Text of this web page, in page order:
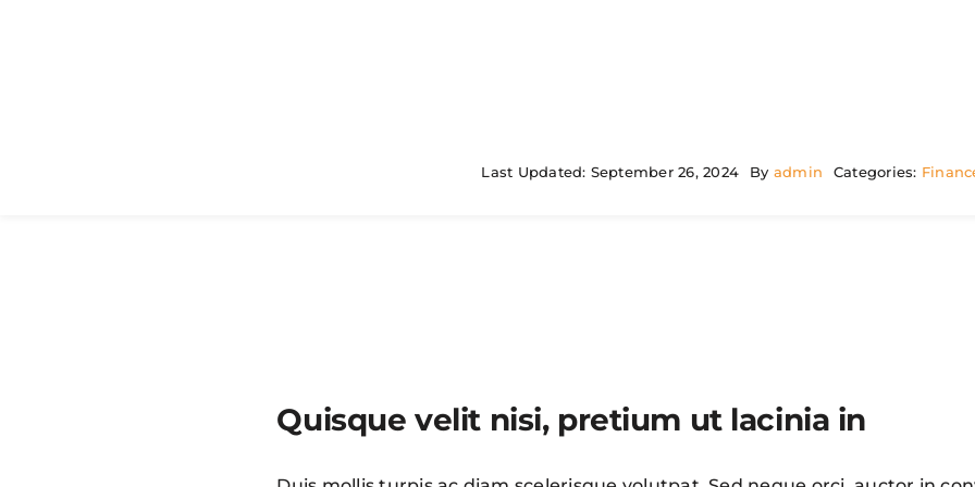
Last Updated: September 26, 2024 By admin Categories:
Quisque velit nisi, pretium ut lacinia in